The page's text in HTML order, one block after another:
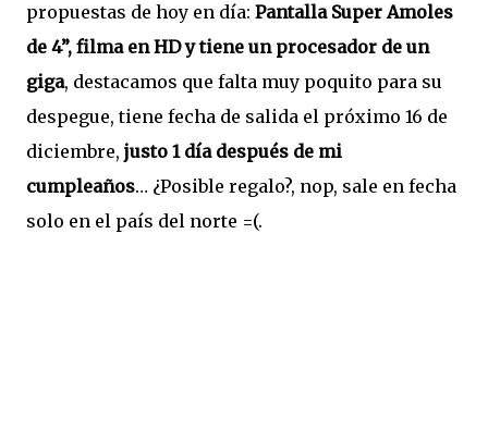
propuestas de hoy en día: Pantalla Super Amoles
de 4”, filma en HD y tiene un procesador de un
giga, destacamos que falta muy poquito para su
despegue, tiene fecha de salida el próximo 16 de
diciembre, justo 1 día después de mi
cumpleaños… ¿Posible regalo?, nop, sale en fecha
solo en el país del norte =(.